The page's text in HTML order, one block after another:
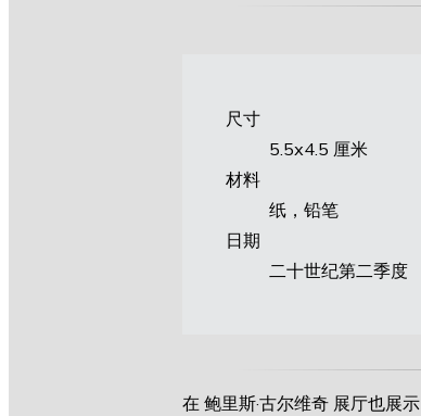
尺寸
5.5х4.5 厘米
材料
纸，铅笔
日期
二十世纪第二季度
在 鲍里斯·古尔维奇 展厅也展示